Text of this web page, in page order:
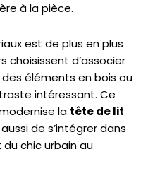
à la pièce.
est de plus en plus
choisissent d’associer
éléments en bois ou
intéressant. Ce
la tête de lit
de s’intégrer dans
chic urbain au